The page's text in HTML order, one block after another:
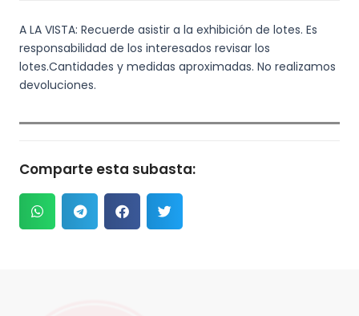
A LA VISTA: Recuerde asistir a la exhibición de lotes. Es
responsabilidad de los interesados revisar los
lotes.Cantidades y medidas aproximadas. No realizamos
devoluciones.
Comparte esta subasta: